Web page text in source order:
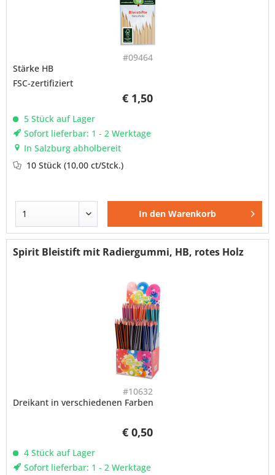
#09464
€ 1,50
Stärke HB
FSC-zertifiziert
5 Stück auf Lager
Sofort lieferbar: 1 - 2 Werktage
In Salzburg abholbereit
10 Stück(10,00 ct/Stck.)
In den Warenkorb
Spirit Bleistift mit Radiergummi, HB, rotes Holz
#10632
€ 0,50
Dreikant in verschiedenen Farben
4 Stück auf Lager
Sofort lieferbar: 1 - 2 Werktage